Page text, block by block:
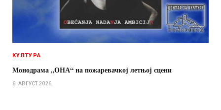
КУЛТУРА
Монодрама „ОНА“ на пожаревачкој летњој сцени
6. АВГУСТ 2026.